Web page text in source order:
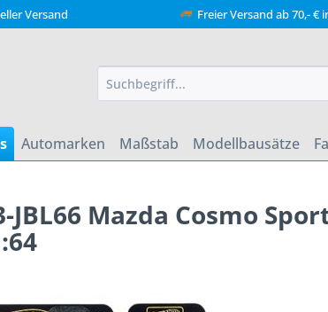
Versand Freier Versand ab 70,- €
Automarken Maßstab Modellbausätze
JBL66 Mazda Cosmo